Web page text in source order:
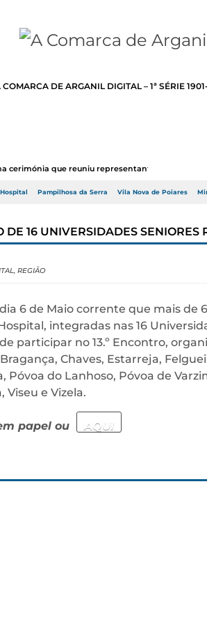
COMARCA DE ARGANIL DIGITAL – 1ª SÉRIE
cerimónia que reuniu representantes do Go...
Pampilhosa da Serra Vila Nova de Poiares
16 UNIVERSIDADES SENIORES
, REGIÃO
6 de Maio corrente que mais de
integradas nas 16
participar no 13.º Encontro,
Chaves, Estarreja,
do Lanhoso, Póvoa de
Viseu e Vizela.
papel ou AQUI